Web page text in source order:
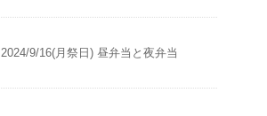
2024/9/16(月祭日) 昼弁当と夜弁当